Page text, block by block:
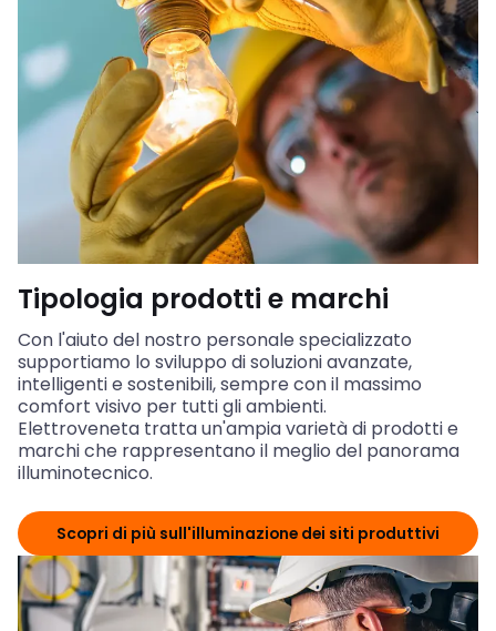
Tipologia prodotti e marchi
Con l'aiuto del nostro personale specializzato
supportiamo lo sviluppo di soluzioni avanzate,
intelligenti e sostenibili, sempre con il massimo
comfort visivo per tutti gli ambienti.
Elettroveneta tratta un'ampia varietà di prodotti e
marchi che rappresentano il meglio del panorama
illuminotecnico.
Scopri di più sull'illuminazione dei siti produttivi